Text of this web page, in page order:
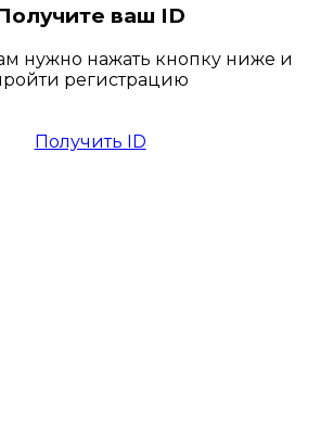
ваш ID
нужно нажать кнопку ниже и
регистрацию
Получить ID